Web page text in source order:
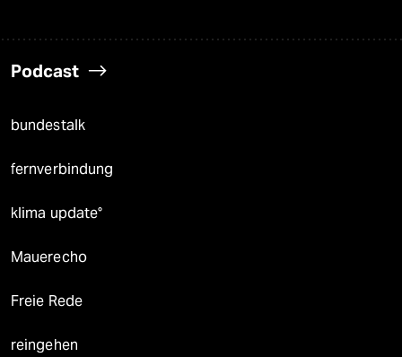
Podcast
bundestalk
fernverbindung
klima update°
Mauerecho
Freie Rede
reingehen